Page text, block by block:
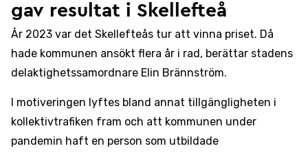
gav resultat i Skellefteå
År 2023 var det Skellefteås tur att vinna priset. Då
hade kommunen ansökt flera år i rad, berättar stadens
delaktighetssamordnare Elin Brännström.
I motiveringen lyftes bland annat tillgängligheten i
kollektivtrafiken fram och att kommunen under
pandemin haft en person som utbildade